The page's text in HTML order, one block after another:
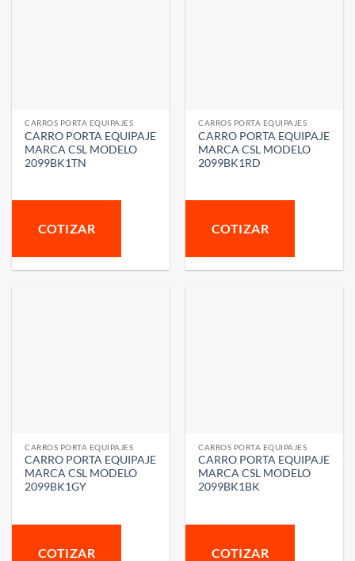
CARROS PORTA EQUIPAJES
CARRO PORTA EQUIPAJE
MARCA CSL MODELO
2099BK1TN
COTIZAR
CARROS PORTA EQUIPAJES
CARRO PORTA EQUIPAJE
MARCA CSL MODELO
2099BK1RD
COTIZAR
CARROS PORTA EQUIPAJES
CARRO PORTA EQUIPAJE
MARCA CSL MODELO
2099BK1GY
COTIZAR
CARROS PORTA EQUIPAJES
CARRO PORTA EQUIPAJE
MARCA CSL MODELO
2099BK1BK
COTIZAR